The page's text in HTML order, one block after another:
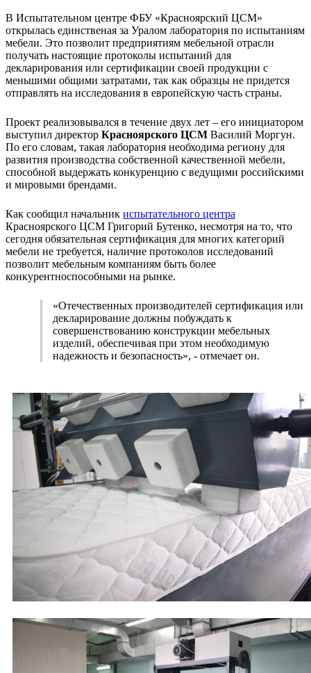
В Испытательном центре ФБУ «Красноярский ЦСМ»
открылась единственая за Уралом лаборатория по испытаниям
мебели. Это позволит предприятиям мебельной отрасли
получать настоящие протоколы испытаний для
декларирования или сертификации своей продукции с
меньшими общими затратами, так как образцы не придется
отправлять на исследования в европейскую часть страны.
Проект реализовывался в течение двух лет – его инициатором
выступил директор Красноярского ЦСМ Василий Моргун.
По его словам, такая лаборатория необходима региону для
развития производства собственной качественной мебели,
способной выдержать конкуренцию с ведущими российскими
и мировыми брендами.
Как сообщил начальник испытательного центра
Красноярского ЦСМ Григорий Бутенко, несмотря на то, что
сегодня обязательная сертификация для многих категорий
мебели не требуется, наличие протоколов исследований
позволит мебельным компаниям быть более
конкурентноспособными на рынке.
«Отечественных производителей сертификация или
декларирование должны побуждать к
совершенствованию конструкции мебельных
изделий, обеспечивая при этом необходимую
надежность и безопасность», - отмечает он.